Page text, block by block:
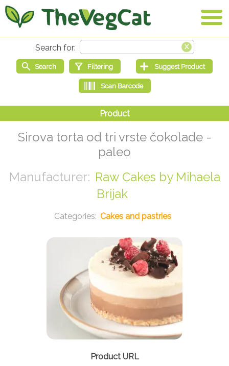
Sirova torta od tri vrste čokolade -
paleo
Raw Cakes by Mihaela
Brijak
Cakes and pastries